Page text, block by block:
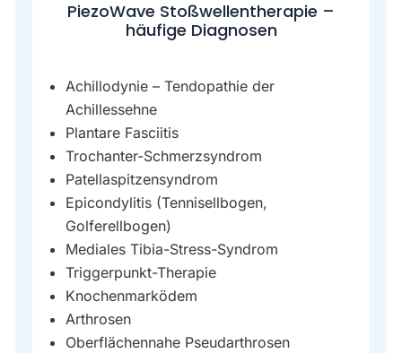
PiezoWave Stoßwellentherapie –
häufige Diagnosen
Achillodynie – Tendopathie der
Achillessehne
Plantare Fasciitis
Trochanter-Schmerzsyndrom
Patellaspitzensyndrom
Epicondylitis (Tennisellbogen,
Golferellbogen)
Mediales Tibia-Stress-Syndrom
Triggerpunkt-Therapie
Knochenmarködem
Arthrosen
Oberflächennahe Pseudarthrosen